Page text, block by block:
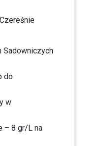
Sadowniczych
do
w
– 8 gr/L na